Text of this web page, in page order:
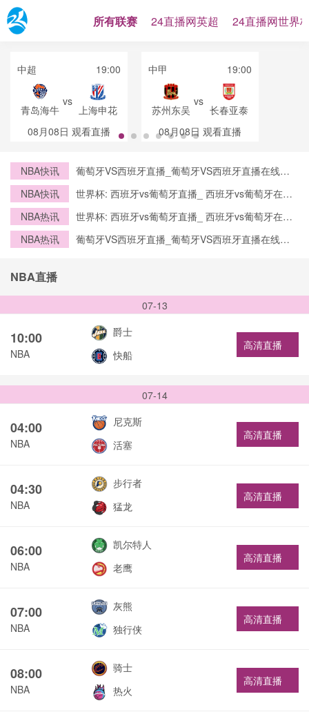
所有联赛 24直播网英超 24直播网世界
中超 19:00
青岛海牛
vs
上海申花
08月08日 观看直播
中甲 19:00
苏州东吴
vs
长春亚泰
08月08日 观看直播
NBA快讯
葡萄牙VS西班牙直播_葡萄牙VS西班牙直播在线观
NBA快讯
世界杯: 西班牙vs葡萄牙直播_ 西班牙vs葡萄牙在线
NBA热讯
世界杯: 西班牙vs葡萄牙直播_ 西班牙vs葡萄牙在线
NBA热讯
葡萄牙VS西班牙直播_葡萄牙VS西班牙直播在线观
NBA直播
07-13
10:00
NBA
爵士
快船
高清直播
07-14
04:00
NBA
尼克斯
活塞
高清直播
04:30
NBA
步行者
猛龙
高清直播
06:00
NBA
凯尔特人
老鹰
高清直播
07:00
NBA
灰熊
独行侠
高清直播
08:00
NBA
骑士
热火
高清直播